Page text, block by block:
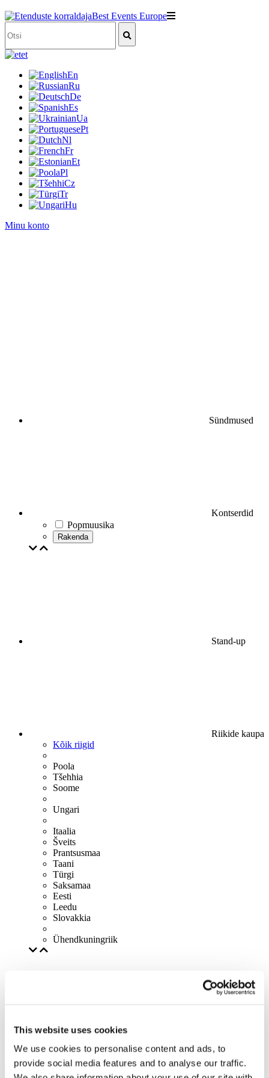
This website uses cookies
We use cookies to personalise content and ads, to
provide social media features and to analyse our traffic.
et
En
Ru
De
Es
Ua
Pt
Nl
Fr
Et
Pl
Cz
Tr
Hu
Minu konto
Sündmused
Kontserdid
Popmuusika
Rakenda
Stand-up
Riikide kaupa
Kõik riigid
Poola
Tšehhia
Soome
Ungari
Itaalia
Šveits
Prantsusmaa
Taani
Türgi
Saksamaa
Eesti
Leedu
Slovakkia
Ühendkuningriik